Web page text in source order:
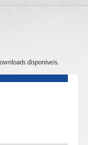
disponíveis.